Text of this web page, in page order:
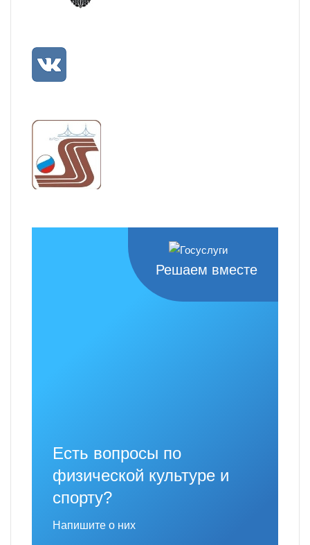
Решаем вместе
Есть вопросы по
физической культуре и
спорту?
Напишите о них